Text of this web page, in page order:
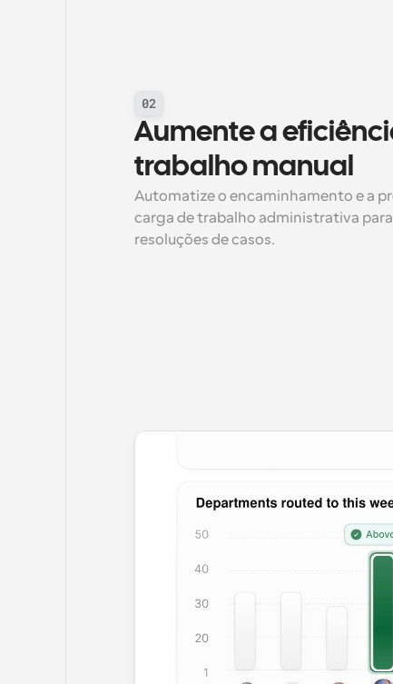
02
Aumente a
trabalho manual
Automatize o encaminhamento e a
carga de trabalho administrativa para
resoluções de casos.